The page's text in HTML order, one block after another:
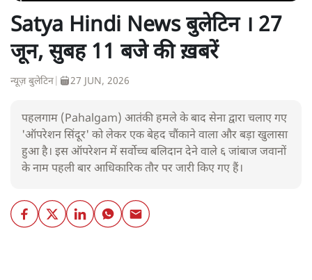
Satya Hindi News बुलेटिन । 27
जून, सुबह 11 बजे की ख़बरें
न्यूज़ बुलेटिन 27 JUN, 2026
पहलगाम (Pahalgam) आतंकी हमले के बाद सेना द्वारा चलाए गए
'ऑपरेशन सिंदूर' को लेकर एक बेहद चौंकाने वाला और बड़ा खुलासा
हुआ है। इस ऑपरेशन में सर्वोच्च बलिदान देने वाले ६ जांबाज जवानों
के नाम पहली बार आधिकारिक तौर पर जारी किए गए हैं।